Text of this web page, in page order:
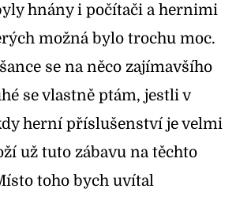
hnány i počítači a hernimi
možná bylo trochu moc.
se na něco zajímavšího
se vlastně ptám, jestli v
herní příslušenství je velmi
už tuto zábavu na těchto
toho bych uvítal